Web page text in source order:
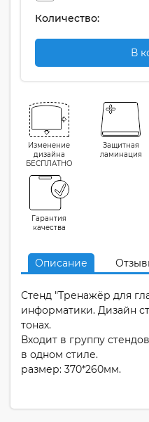
Количество:
В
Изменение
дизайна
БЕСПЛАТНО
Защитная
ламинация
Гарантия
качества
Описание
Стенд "Тренажёр для
информатики. Дизайн
тонах.
Входит в группу
в одном стиле.
размер: 370*260мм.